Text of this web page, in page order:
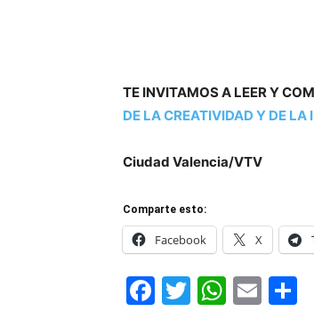
TE INVITAMOS A LEER Y
DE LA CREATIVIDAD Y DE LA
Ciudad Valencia/VTV
Comparte esto:
Facebook X
Facebook
Twitter